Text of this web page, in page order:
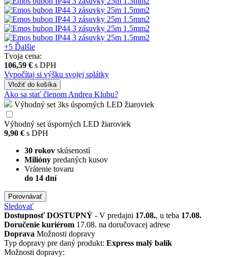
+5 Ďalšie
Tvoja cena:
106,59 € s DPH
Vypočítaj si výšku svojej splátky
Vložiť do košíka
Ako sa stať členom Andrea Klubu?
Výhodný set 3ks úsporných LED žiaroviek
Výhodný set úsporných LED žiaroviek
9,90 € s DPH
30 rokov skúseností
Milióny predaných kusov
Vrátenie tovaru
do 14 dní
Porovnávať
Sledovať
DostupnosťDOSTUPNÝ - V predajni 17.08., u teba 17.08.
Doručenie kuriérom 17.08. na doručovacej adrese
Doprava Možnosti dopravy
Typ dopravy pre daný produkt: Express malý balík
Možnosti dopravy: